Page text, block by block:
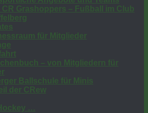
CR Grashoppers – Fußball im Club
für Mitglieder
– von Mitgliedern für
Ballschule für Minis
der CRew
…